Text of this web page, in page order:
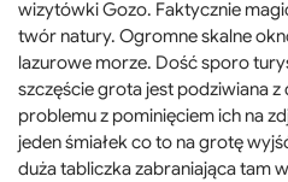
wizytówki Gozo. Faktycznie
twór natury. Ogromne skalne
lazurowe morze. Dość sporo
szczęście grota jest podziwiana z
problemu z pominięciem ich na
jeden śmiałek co to na grotę
duża tabliczka zabraniająca tam